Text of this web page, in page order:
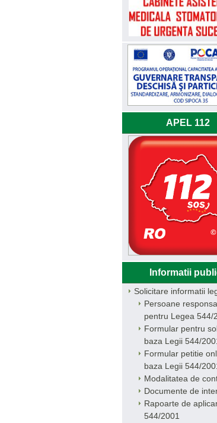
APEL 112
Informatii
Solicitare informatii
Persoane
pentru Legea 544/
Formular pentru
baza Legii 544/
Formular petitie
baza Legii 544/
Modalitatea de
Documente de
Rapoarte de
544/2001